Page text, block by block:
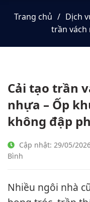
Trang chủ Dịch
trần vách
Cải tạo trần
nhựa – Ốp
không đập
Cập nhật: 29/05/
Bình
Nhiều ngôi nhà